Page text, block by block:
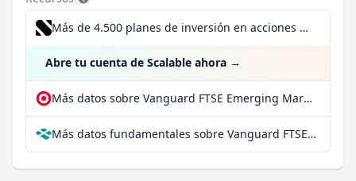
Más de 4.500 planes de inversión en acciones desde 1 €
Abre tu cuenta de Scalable ahora →
Más datos sobre Vanguard FTSE Emerging Markets UCITS ETF USD Distributing en extraETF
Más datos fundamentales sobre Vanguard FTSE Emerging Markets UCITS ETF USD Distributing en Parqet